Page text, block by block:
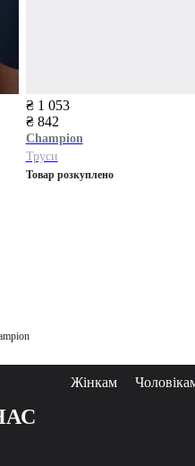
₴ 1 053
₴ 842
Champion
Труси
Товар розкуплено
Жінкам